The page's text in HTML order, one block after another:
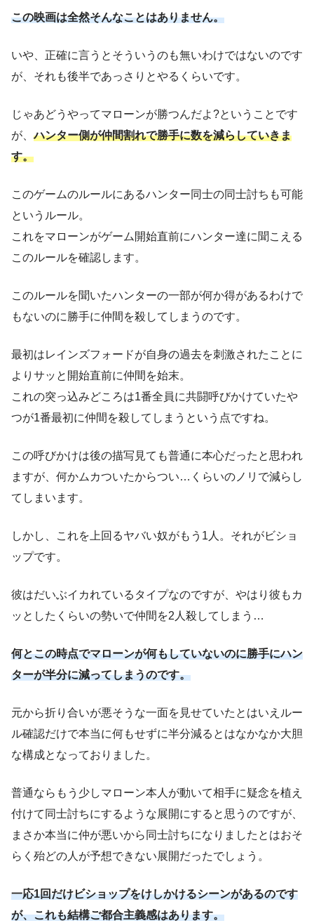
この映画は全然そんなことはありません。
いや、正確に言うとそういうのも無いわけではないのです
が、それも後半であっさりとやるくらいです。
じゃあどうやってマローンが勝つんだよ?ということです
が、ハンター側が仲間割れで勝手に数を減らしていきま
す。
このゲームのルールにあるハンター同士の同士討ちも可能
というルール。
これをマローンがゲーム開始直前にハンター達に聞こえる
このルールを確認します。
このルールを聞いたハンターの一部が何か得があるわけで
もないのに勝手に仲間を殺してしまうのです。
最初はレインズフォードが自身の過去を刺激されたことに
よりサッと開始直前に仲間を始末。
これの突っ込みどころは1番全員に共闘呼びかけていたや
つが1番最初に仲間を殺してしまうという点ですね。
この呼びかけは後の描写見ても普通に本心だったと思われ
ますが、何かムカついたからつい…くらいのノリで減らし
てしまいます。
しかし、これを上回るヤバい奴がもう1人。それがビショ
ップです。
彼はだいぶイカれているタイプなのですが、やはり彼もカ
ッとしたくらいの勢いで仲間を2人殺してしまう…
何とこの時点でマローンが何もしていないのに勝手にハン
ターが半分に減ってしまうのです。
元から折り合いが悪そうな一面を見せていたとはいえルー
ル確認だけで本当に何もせずに半分減るとはなかなか大胆
な構成となっておりました。
普通ならもう少しマローン本人が動いて相手に疑念を植え
付けて同士討ちにするような展開にすると思うのですが、
まさか本当に仲が悪いから同士討ちになりましたとはおそ
らく殆どの人が予想できない展開だったでしょう。
一応1回だけビショップをけしかけるシーンがあるのです
が、これも結構ご都合主義感はあります。